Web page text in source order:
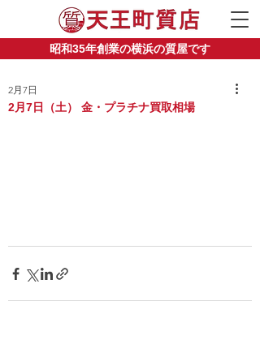
昭和35年創業の横浜の質屋です
2月7日（土） 金・プラチナ買取相場
2月7日